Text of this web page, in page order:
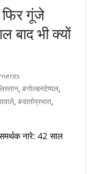
गूंजे
बाद भी क्यों
,#गोल्डनटेम्पल,
,#वार्ताप्रभात,
नारे: 42 साल